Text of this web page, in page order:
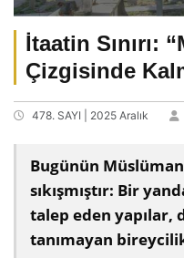
İtaatin Sınırı:
Çizgisinde
478. SAYI | 2025 Aralık
Bugünün
sıkışmıştır: Bir
talep eden
tanımayan